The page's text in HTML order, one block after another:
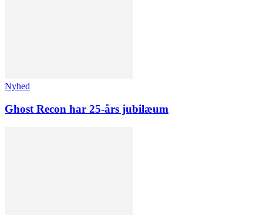
Nyhed
Ghost Recon har 25-års jubilæum